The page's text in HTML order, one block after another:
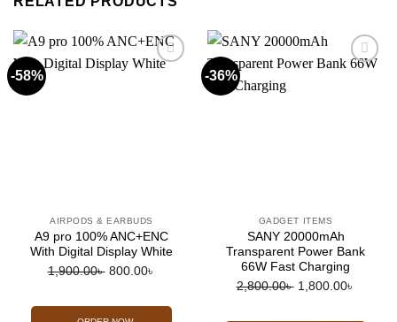
-58%
AIRPODS & EARBUDS
A9 pro 100% ANC+ENC
With Digital Display White
1,900.00৳ Original
was:
800.00৳
is:
-36%
GADGET ITEMS
SANY 20000mAh
Transparent Power Bank
66W Fast Charging
2,800.00৳ Original
1,800.00৳